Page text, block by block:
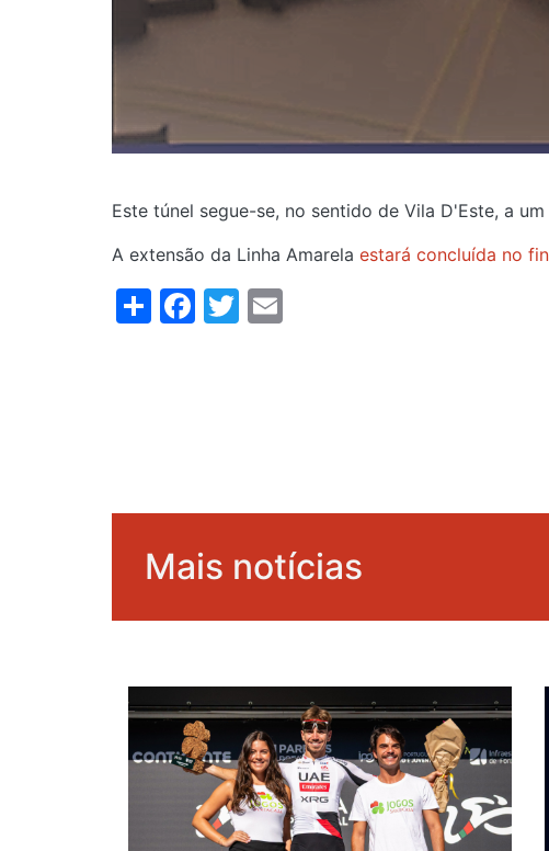
Este túnel segue-se, no sentido de Vila D'Este, a
A extensão da Linha Amarela estará concluída no
ShareFacebook
Twitter
Mais notícias